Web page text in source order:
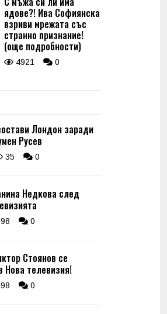
ядове?! Ива Софиянска
взриви мрежата със
странно признание!
(още подробности)
4921 0
Лондон заради
Русев
35 0
Недкова след
98 0
Стоянов се
Нова телевизия!
98 0